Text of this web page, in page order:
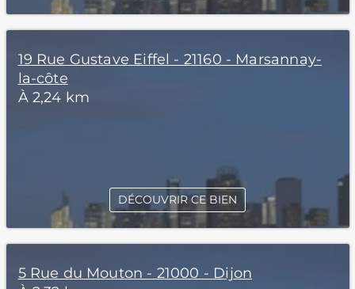
19 Rue Gustave Eiffel - 21160 - Marsannay-
la-côte
À 2,24 km
DÉCOUVRIR CE BIEN
5 Rue du Mouton - 21000 - Dijon